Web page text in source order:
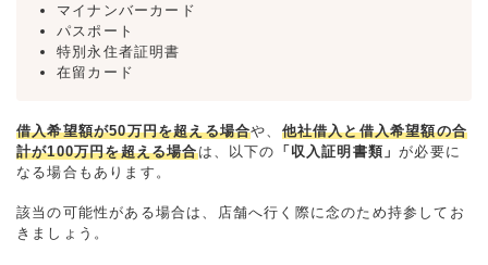
マイナンバーカード
パスポート
特別永住者証明書
在留カード
借入希望額が50万円を超える場合や、 他社借入と借入希望額の合
計が100万円を超える場合は、以下の 「収入証明書類」が必要に
なる場合もあります。
該当の可能性がある場合は、店舗へ行く際に念のため持参してお
きましょう。